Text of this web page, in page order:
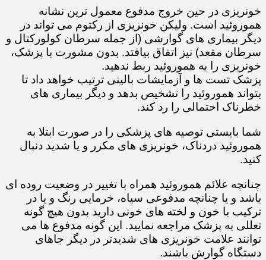
خونریزی در حین خروج مدفوع معمول ترین نشانه
هموروئید است. ولیکن خونریزی از رکتوم می تواند در
دیگر بیماری های گوارشی (از جمله سرطان کولورکتال و
سرطان مقعد) نیز اتفاق بیافتد. بدون مشورت با پزشک،
خونریزی را به هموروئید ربط ندهید.
پزشک تست ها و آزمایشات بالینی ترتیب خواهد داد تا
بتواند هموروئید را تشخیص بدهد و دیگر بیماری های
خطرناک احتمالی را رد کند.
شما بایستی توصیه های پزشکی را در صورت ابتلا به
هموروئید دردناک، خونریزی های مکرر و یا شدید دنبال
کنید.
چنانچه علائم هموروئید همراه با تغییر در وضعیت روده ای
باشد و یا چنانچه مدفوعی سیاه، خرمایی رنگ و یا در
ترکیب با خون و لخته های خونی دارید بدون هیچ گونه
تعللی به پزشک مراجعه نمایید. این گونه مدفوع ها می
توانند علامت خونریزی های شدیدتر در دیگر جاهای
دستگاه گوارش باشند.